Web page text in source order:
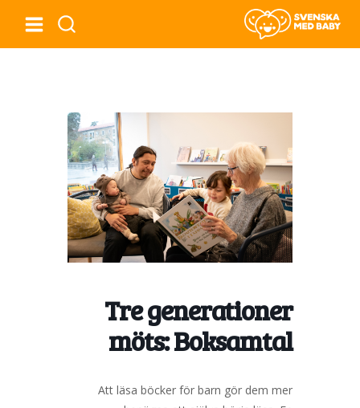
Tre generationer
möts: Boksamtal
Att läsa böcker för barn gör dem mer